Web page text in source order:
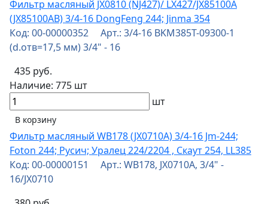
Фильтр масляный JX0810 (NJ427)/ LX427/JX85100A
(JX85100AB) 3/4-16 DongFeng 244; Jinma 354
Код: 00-00000352 Арт.: 3/4-16 BKM385T-09300-1
(d.отв=17,5 мм) 3/4" - 16
435 руб.
Наличие: 775 шт
шт
В корзину
Фильтр масляный WB178 (JX0710А) 3/4-16 Jm-244;
Foton 244; Русич; Уралец 224/2204 , Скаут 254, LL385
Код: 00-00000151 Арт.: WB178, JX0710A, 3/4" -
16/JX0710